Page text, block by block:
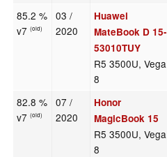
85.2 %
v7(old)
03 /
2020
Huawei
MateBook D 15-
53010TUY
R5 3500U, Vega
8
82.8 %
v7(old)
07 /
2020
Honor
MagicBook 15
R5 3500U, Vega
8